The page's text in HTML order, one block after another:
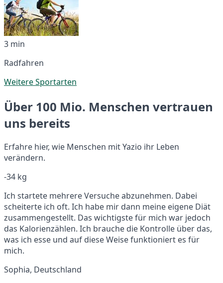
3 min
Radfahren
Weitere Sportarten
Über 100 Mio. Menschen vertrauen
uns bereits
Erfahre hier, wie Menschen mit Yazio ihr Leben
verändern.
-34 kg
Ich startete mehrere Versuche abzunehmen. Dabei
scheiterte ich oft. Ich habe mir dann meine eigene Diät
zusammengestellt. Das wichtigste für mich war jedoch
das Kalorienzählen. Ich brauche die Kontrolle über das,
was ich esse und auf diese Weise funktioniert es für
mich.
Sophia, Deutschland